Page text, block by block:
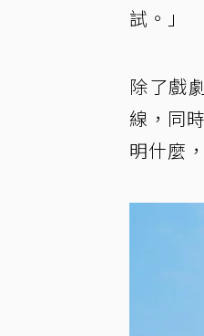
試。」
除了戲
線，同
明什麼